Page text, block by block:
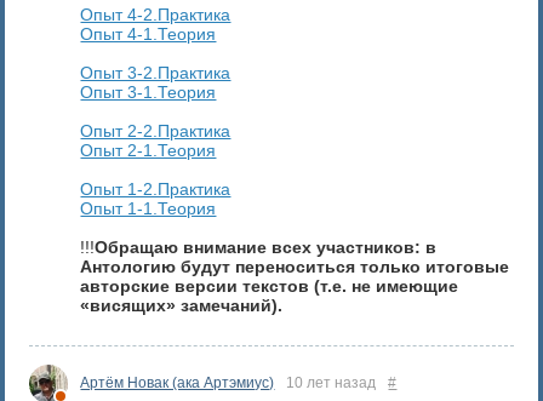
Опыт 4-2.Практика
Опыт 4-1.Теория
Опыт 3-2.Практика
Опыт 3-1.Теория
Опыт 2-2.Практика
Опыт 2-1.Теория
Опыт 1-2.Практика
Опыт 1-1.Теория
!!!Обращаю внимание всех участников: в
Антологию будут переноситься только итоговые
авторские версии текстов (т.е. не имеющие
«висящих» замечаний).
Артём Новак (ака Артэмиус) 10 лет назад #